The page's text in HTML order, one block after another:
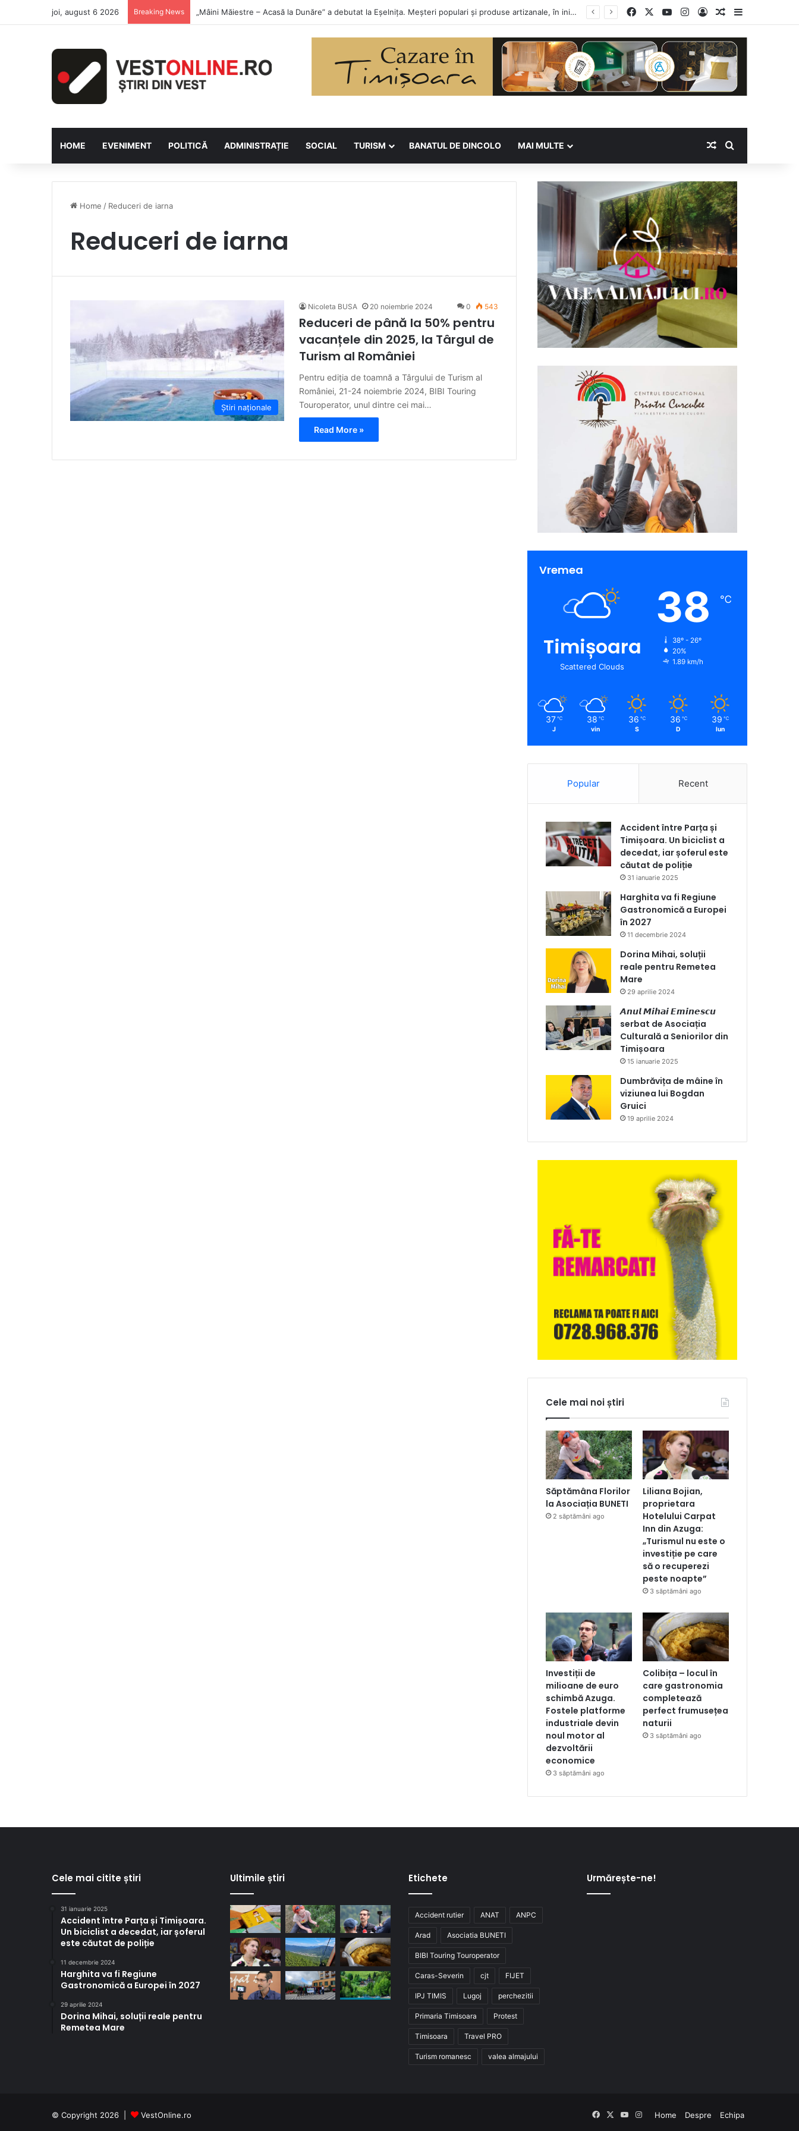
joi, august 6 2026 Breaking News Săptămâna Florilor la Asociația BUNETI Facebook YouTubeInstagram
Log InRandom Article
HOME EVENIMENT POLITICĂ ADMINISTRAȚIE SOCIAL TURISM BANATUL DE DINCOLO MAI MULTE Random Article
Home / Reduceri de iarna
Reduceri de iarna
Știri naționale
Nicoleta BUSA 20 noiembrie 2024 0 543
Reduceri de până la 50% pentru
vacanțele din 2025, la Târgul de
Turism al României
Pentru ediția de toamnă a Târgului de Turism al
României, 21-24 noiembrie 2024, BIBI Touring
Touroperator, unul dintre cei mai…
Read More »
Vremea
Timișoara
Scattered Clouds
38 ℃
38º - 26º
20%
1.89 km/h
37 ℃
J
38 ℃
vin
36 ℃
S
36 ℃
D
39 ℃
lun
Popular Recent
Accident între Parța și
Timișoara. Un biciclist a
decedat, iar șoferul este
căutat de poliție
31 ianuarie 2025
Harghita va fi Regiune
Gastronomică a Europei
în 2027
11 decembrie 2024
Dorina Mihai, soluții
reale pentru Remetea
Mare
29 aprilie 2024
𝘼𝙣𝙪𝙡 𝙈𝙞𝙝𝙖𝙞 𝙀𝙢𝙞𝙣𝙚𝙨𝙘𝙪
serbat de Asociația
Culturală a Seniorilor din
Timișoara
15 ianuarie 2025
Dumbrăvița de mâine în
viziunea lui Bogdan
Gruici
19 aprilie 2024
Cele mai noi știri
Săptămâna Florilor
la Asociația BUNETI
2 săptămâni ago
Liliana Bojian,
proprietara
Hotelului Carpat
Inn din Azuga:
„Turismul nu este o
investiție pe care
să o recuperezi
peste noapte”
3 săptămâni ago
Investiții de
milioane de euro
schimbă Azuga.
Fostele platforme
industriale devin
noul motor al
dezvoltării
economice
3 săptămâni ago
Colibița – locul în
care gastronomia
completează
perfect frumusețea
naturii
3 săptămâni ago
Cele mai citite știri
31 ianuarie 2025
Accident între Parța și Timișoara.
Un biciclist a decedat, iar șoferul
este căutat de poliție
11 decembrie 2024
Harghita va fi Regiune
Gastronomică a Europei în 2027
29 aprilie 2024
Dorina Mihai, soluții reale pentru
Remetea Mare
Ultimile știri Etichete
Accident rutier ANAT ANPC
Arad Asociatia BUNETI
BIBI Touring Touroperator
Caras-Severin cjt FIJET
IPJ TIMIS Lugoj perchezitii
Primaria Timisoara Protest
Timisoara Travel PRO
Turism romanesc valea almajului
Urmărește-ne!
© Copyright 2026 | VestOnline.ro Home Despre Echipa
FacebookYouTube
Instagram